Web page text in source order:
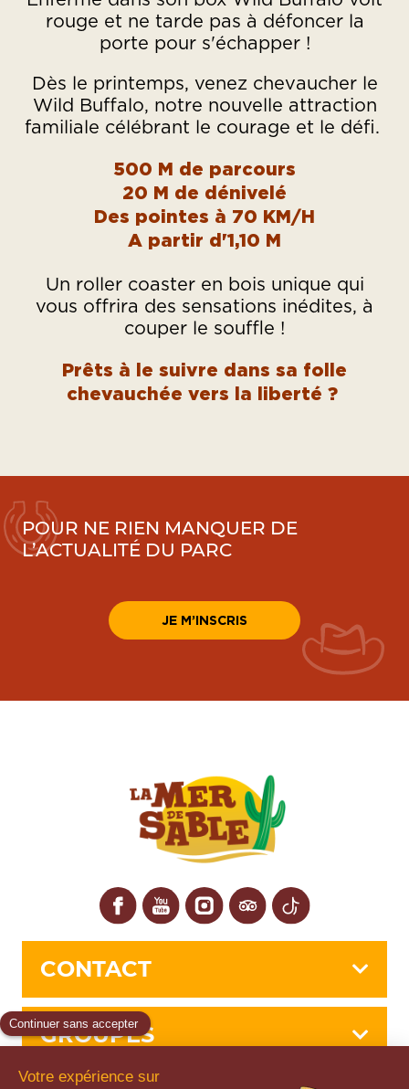
rouge et ne tarde pas à défoncer la
porte pour s'échapper !
Dès le printemps, venez chevaucher le
Wild Buffalo, notre nouvelle attraction
familiale célébrant le courage et le défi.
500 M de parcours
20 M de dénivelé
Des pointes à 70 KM/H
A partir d'1,10 M
Un roller coaster en bois unique qui
vous offrira des sensations inédites, à
couper le souffle !
Prêts à le suivre dans sa folle
chevauchée vers la liberté ?
POUR NE RIEN MANQUER DE
L’ACTUALITÉ DU PARC
JE M’INSCRIS
FacebookYouTubeInstagramTripadvisor
TikTok
CONTACT
GROUPES